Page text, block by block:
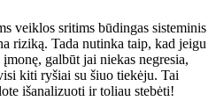
veiklos sritims būdingas sisteminis
riziką. Tada nutinka taip, kad jeigu
galbūt jai niekas negresia,
kiti ryšiai su šiuo tiekėju. Tai
išanalizuoti ir toliau stebėti!